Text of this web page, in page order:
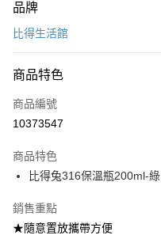
全家線上支付
本島宅配-活動商品
免運費
免運費
品牌
比得生活館
商品特色
商品編號
10373547
商品特色
比得兔316保溫瓶200ml-綠
銷售重點
★隨意置放攜帶方便